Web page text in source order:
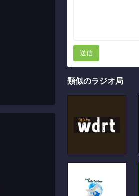
送信
類似のラジオ局